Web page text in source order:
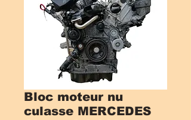
Bloc moteur nu
culasse MERCEDES